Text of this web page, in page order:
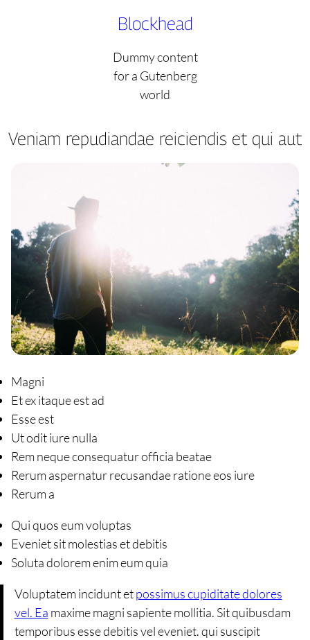
Blockhead
Dummy content
for a Gutenberg
world
Veniam repudiandae reiciendis et qui aut
Magni
Et ex itaque est ad
Esse est
Ut odit iure nulla
Rem neque consequatur officia beatae
Rerum aspernatur recusandae ratione eos iure
Rerum a
Qui quos eum voluptas
Eveniet sit molestias et debitis
Soluta dolorem enim eum quia
Voluptatem incidunt etpossimus cupiditate dolores
vel. Ea maxime magni sapiente mollitia. Sit quibusdam
temporibus esse debitis vel eveniet. qui suscipit